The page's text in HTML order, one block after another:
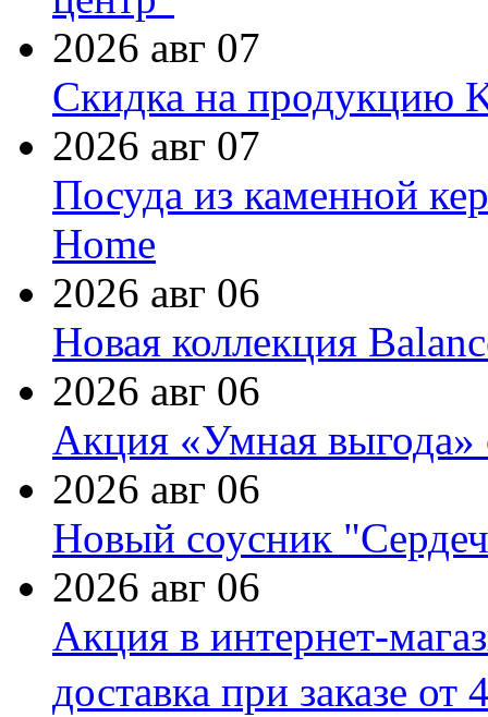
2026 авг 07
Скидка на продукцию
2026 авг 07
Посуда из каменной
Home
2026 авг 06
Новая коллекция
2026 авг 06
Акция «Умная выгода»
2026 авг 06
Новый соусник
2026 авг 06
Акция в интернет-
доставка при заказе от